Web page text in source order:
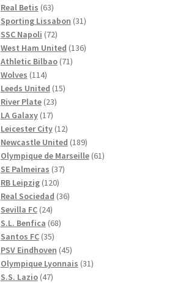
produkter
Real Betis 6363
produkter
Sporting Lissabon 3131
SSC Napoli 7272
produkter
West Ham United 136136
Athletic Bilbao 7171
Wolves 114114
produkter
Leeds United 1515
River Plate 2323
LA Galaxy 1717
produkter
Leicester City 1212
produkter
Newcastle United 189189
produkter
Olympique de Marseille 6161
SE Palmeiras 3737
RB Leipzig 120120
produkter
Real Sociedad 3636
Sevilla FC 2424
produkter
S.L. Benfica 6868
Santos FC 3535
produkter
PSV Eindhoven 4545
produkter
Olympique Lyonnais 3131
S.S. Lazio 4747